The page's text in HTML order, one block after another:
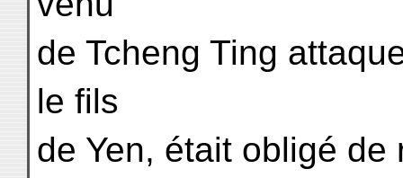
de Tcheng Ting
le fils
de Yen, était obligé